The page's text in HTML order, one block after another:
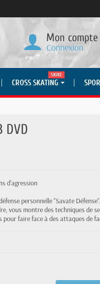
Mon compte
Connexion
CROSS SKATING
SKIKE
DVD
d'agression
personnelle "Savate Défense".
vous montre des techniques de
faire face à des attaques de